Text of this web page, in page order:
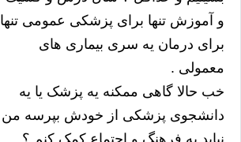
و آموزش تنها برای پزشکی عمومی تنها
برای درمان یه سری بیماری های
معمولی .
خب حالا گاهی ممکنه یه پزشک یا یه
دانشجوی پزشکی از خودش بپرسه من
نباید به فرهنگ و اجتماع کمک کنم ؟